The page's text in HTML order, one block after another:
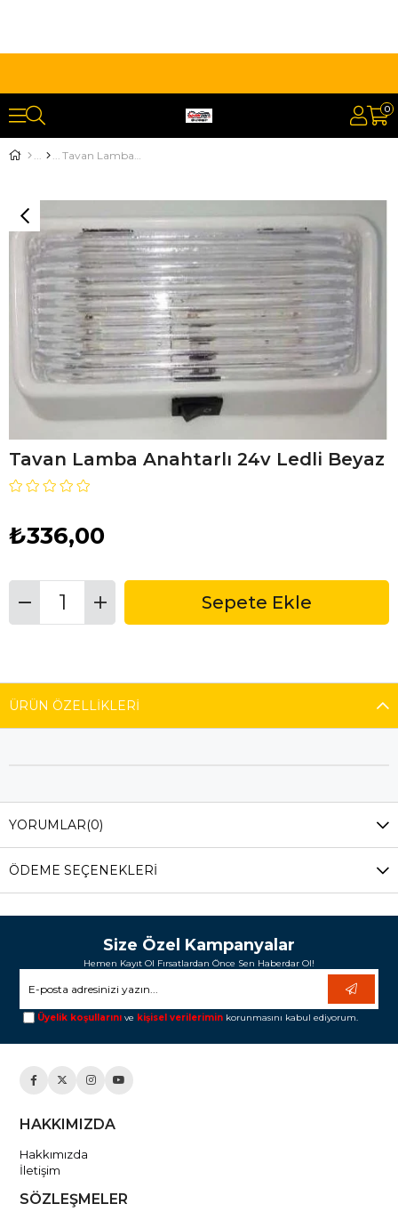
0
Tavan Lamba Anahtarlı 24v Ledli Beyaz
Tavan Lamba Anahtarlı 24v Ledli Beyaz
₺336,00
ÜRÜN ÖZELLIKLERI
YORUMLAR(0)
ÖDEME SEÇENEKLERI
Size Özel Kampanyalar
Hemen Kayıt Ol Fırsatlardan Önce Sen Haberdar Ol!
Üyelik koşullarını ve kişisel verilerimin korunmasını kabul ediyorum.
HAKKIMIZDA
Hakkımızda
İletişim
SÖZLEŞMELER